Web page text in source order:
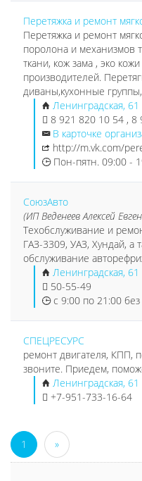
Перетяжка и ремонт
Перетяжка и ремонт
поролона и механизмов
ткани, кож зама , эко
производителей.
диваны,кухонные
Ленинградская, 61
8 921 820 10 54 , 8
В карточке
http://m.vk.com/
Пон-пятн. 09:00 -
СоюзАвто
(ИП Веденеев Алексей
Техобслуживание и
ГАЗ-3309, УАЗ, Хундай, а
обслуживание
Ленинградская, 61
50-55-49
с 9:00 по 21:00
СПЕЦРЕСУРС
ремонт двигателя, КПП,
звоните. Приедем,
Ленинградская, 61
+7-951-733-16-64
1 »